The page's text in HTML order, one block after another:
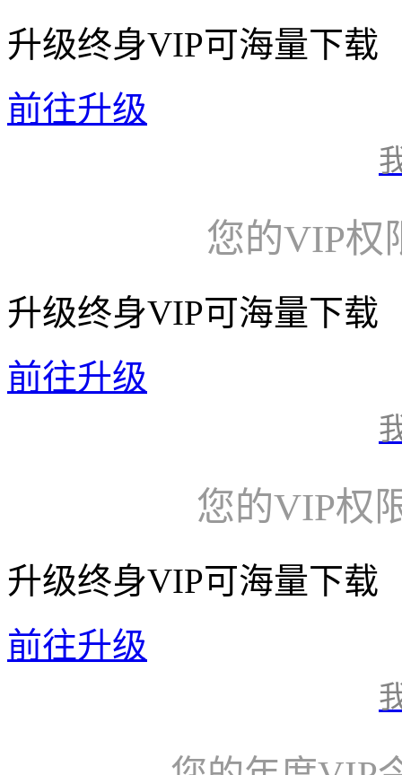
升级终身VIP可海量下载
前往升级
您的VIP权
升级终身VIP可海量下载
前往升级
您的VIP权
升级终身VIP可海量下载
前往升级